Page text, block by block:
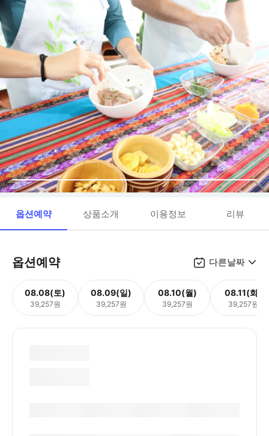
옵션예약 상품소개 이용정보 리뷰
옵션예약 다른날짜
08.08(토)
39,257원
08.09(일)
39,257원
08.10(월)
39,257원
08.11(화)
39,257원